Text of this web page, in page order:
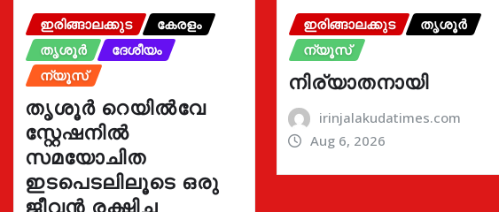
ഇരിങ്ങാലക്കുട
കേരളം
തൃശൂർ
ദേശീയം
ന്യൂസ്
തൃശൂർ റെയിൽവേ
സ്റ്റേഷനിൽ
സമയോചിത
ഇടപെടലിലൂടെ ഒരു
ജീവൻ രക്ഷിച്ച
ഇരിങ്ങാലക്കുട
തൃശൂർ
ന്യൂസ്
നിര്യാതനായി
irinjalakudatimes.com
Aug 6, 2026